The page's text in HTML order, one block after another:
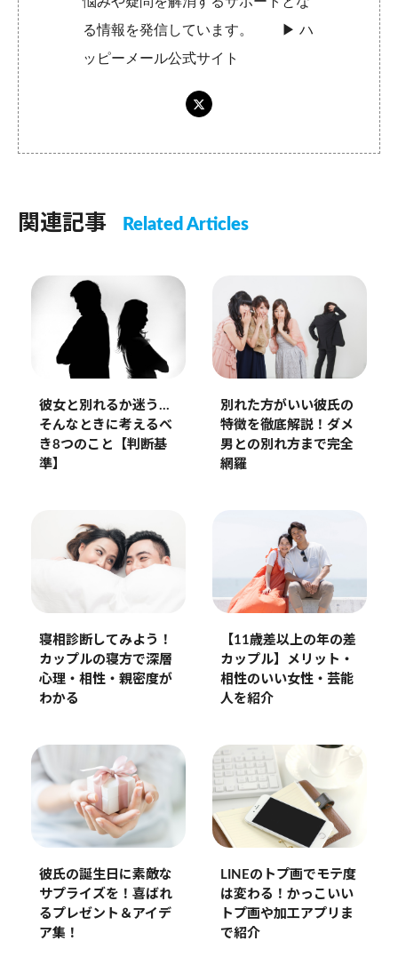
る情報を発信しています。 ▶︎ハ
ッピーメール公式サイト
関連記事 Related Articles
彼女と別れるか迷う…
そんなときに考えるべ
き8つのこと【判断基
準】
別れた方がいい彼氏の
特徴を徹底解説！ダメ
男との別れ方まで完全
網羅
寝相診断してみよう！
カップルの寝方で深層
心理・相性・親密度が
わかる
【11歳差以上の年の差
カップル】メリット・
相性のいい女性・芸能
人を紹介
彼氏の誕生日に素敵な
サプライズを！喜ばれ
るプレゼント＆アイデ
ア集！
LINEのトプ画でモテ度
は変わる！かっこいい
トプ画や加工アプリま
で紹介